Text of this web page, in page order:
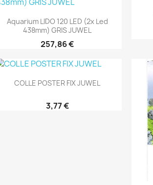
 Aperçu rapide
Aquarium LIDO 120 LED (2x Led
438mm) GRIS JUWEL
257,86 €
Aperçu rapide
COLLE POSTER FIX JUWEL
3,77 €